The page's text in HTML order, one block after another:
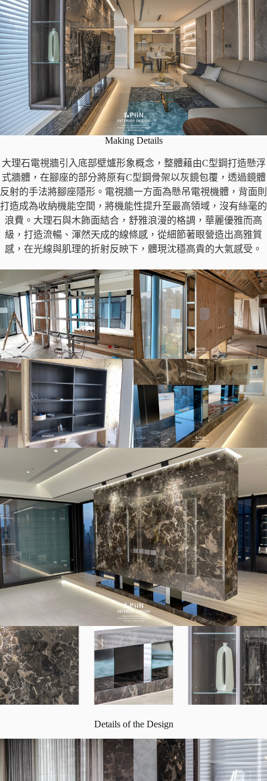
Making Details
大理石電視牆引入底部壁爐形象概念，整體藉由C型鋼打造懸浮
式牆體，在腳座的部分將原有C型鋼骨架以灰鏡包覆，透過鏡體
反射的手法將腳座隱形。電視牆一方面為懸吊電視機體，背面則
打造成為收納機能空間，將機能性提升至最高領域，沒有絲毫的
浪費。大理石與木飾面結合，舒雅浪漫的格調，華麗優雅而高
級，打造流暢、渾然天成的線條感，從細節著眼營造出高雅質
感，在光線與肌理的折射反映下，體現沈穩高貴的大氣感受。
Details of the Design